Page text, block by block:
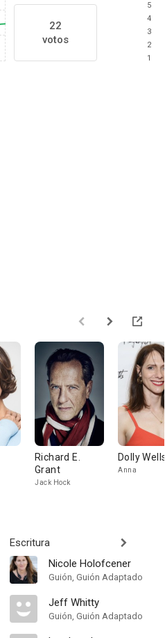
22
votos
5
4
3
2
1
Richard E.
Grant
Jack Hock
Dolly
Anna
Escritura
Nicole Holofcener
Guión, Guión Adaptado
Jeff Whitty
Guión, Guión Adaptado